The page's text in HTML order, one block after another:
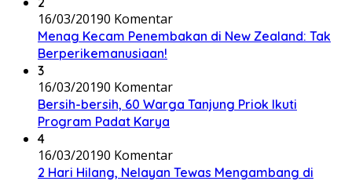
16/03/20190 Komentar
Menag Kecam Penembakan di New Zealand: Tak
Berperikemanusiaan!
3
16/03/20190 Komentar
Bersih-bersih, 60 Warga Tanjung Priok Ikuti
Program Padat Karya
4
16/03/20190 Komentar
2 Hari Hilang, Nelayan Tewas Mengambang di